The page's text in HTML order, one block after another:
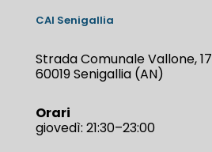
CAI Senigallia
Strada Comunale Vallone, 17
60019 Senigallia (AN)
Orari
giovedì: 21:30–23:00